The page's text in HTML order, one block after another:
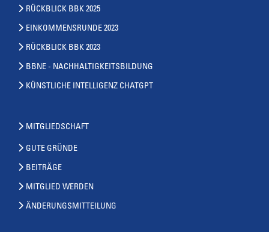
RÜCKBLICK BBK 2025
EINKOMMENSRUNDE 2023
RÜCKBLICK BBK 2023
BBNE - NACHHALTIGKEITSBILDUNG
KÜNSTLICHE INTELLIGENZ CHATGPT
MITGLIEDSCHAFT
GUTE GRÜNDE
BEITRÄGE
MITGLIED WERDEN
ÄNDERUNGSMITTEILUNG